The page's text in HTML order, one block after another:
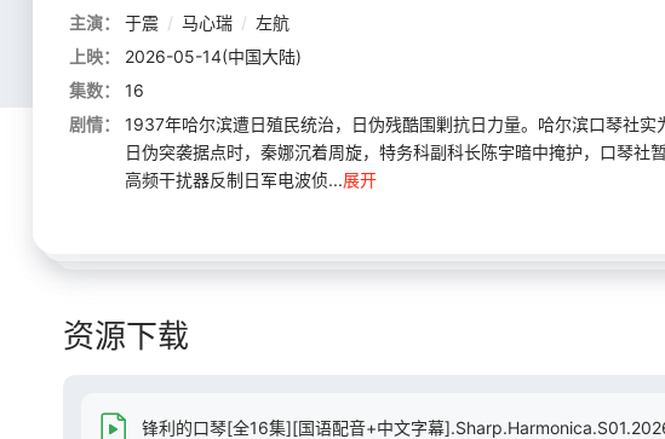
主演：
于震 / 马心瑞 / 左航
上映：
2026-05-14(中国大陆)
集数：
16
剧情：
1937年哈尔滨遭日殖民统治，日伪残酷围剿抗日力量。哈尔滨口琴社
日伪突袭据点时，秦娜沉着周旋，特务科副科长陈宇暗中掩护，口琴
高频干扰器反制日军电波侦...展开
资源下载
锋利的口琴[全16集][国语配音+中文字幕